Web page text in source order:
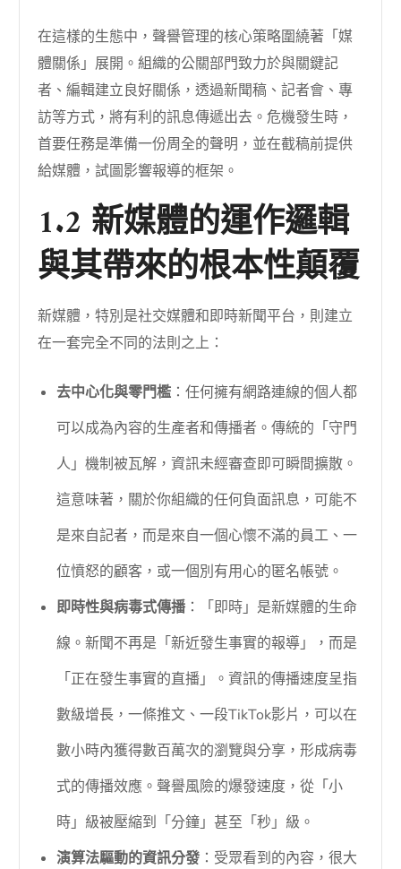
在這樣的生態中，聲譽管理的核心策略圍繞著「媒
體關係」展開。組織的公關部門致力於與關鍵記
者、編輯建立良好關係，透過新聞稿、記者會、專
訪等方式，將有利的訊息傳遞出去。危機發生時，
首要任務是準備一份周全的聲明，並在截稿前提供
給媒體，試圖影響報導的框架。
1.2 新媒體的運作邏輯
與其帶來的根本性顛覆
新媒體，特別是社交媒體和即時新聞平台，則建立
在一套完全不同的法則之上：
去中心化與零門檻 ：任何擁有網路連線的個人都
可以成為內容的生產者和傳播者。傳統的「守門
人」機制被瓦解，資訊未經審查即可瞬間擴散。
這意味著，關於你組織的任何負面訊息，可能不
是來自記者，而是來自一個心懷不滿的員工、一
位憤怒的顧客，或一個別有用心的匿名帳號。
即時性與病毒式傳播 ：「即時」是新媒體的生命
線。新聞不再是「新近發生事實的報導」，而是
「正在發生事實的直播」。資訊的傳播速度呈指
數級增長，一條推文、一段TikTok影片，可以在
數小時內獲得數百萬次的瀏覽與分享，形成病毒
式的傳播效應。聲譽風險的爆發速度，從「小
時」級被壓縮到「分鐘」甚至「秒」級。
演算法驅動的資訊分發 ：受眾看到的內容，很大